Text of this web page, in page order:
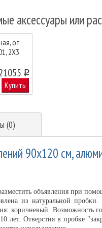
аксессуары или
от
2X3
o
Купить
(0)
90х120 см,
объявления при
из натуральной
коричневый. Возможность
лет. Отверстия в пробке